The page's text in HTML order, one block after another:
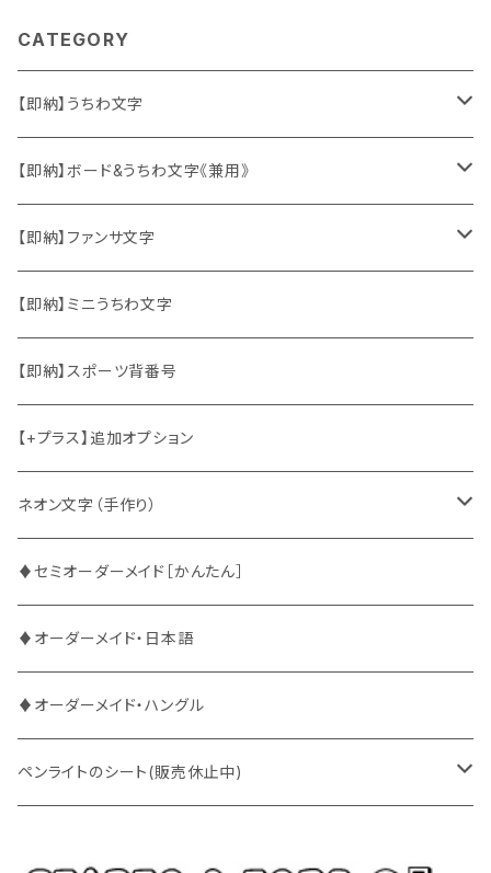
CATEGORY
【即納】うちわ文字
ソロ・歌手&タレント
韓国ソロ・歌手&タレント
東方神起
竜宮城
2PM
ATEEZ
BUDDiiS
DXTEEN
ENHYPEN
EXO
【即納】ボード&うちわ文字《兼用》
ソロ・歌手&タレント
韓国ソロ・歌手&タレント
東方神起
2PM
ASTRO
ATEEZ
BLANK2Y
BOYNEXTDOOR
BUDDiiS
【即納】ファンサ文字
日本語&英語
ハングル
中国語
【即納】ミニうちわ文字
【即納】スポーツ背番号
【+プラス】追加オプション
ネオン文字（手作り）
ファンサ
CRAVITY
ENHYPEN
EXO
♦セミオーダーメイド［かんたん］
♦オーダーメイド・日本語
♦オーダーメイド・ハングル
ペンライトのシート(販売休止中)